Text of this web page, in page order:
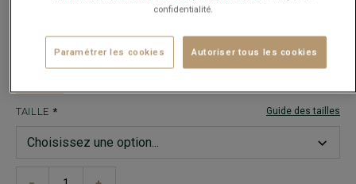
TAILLE Guide des tailles
confidentialité.
Paramétrer les cookies Autoriser tous les cookies